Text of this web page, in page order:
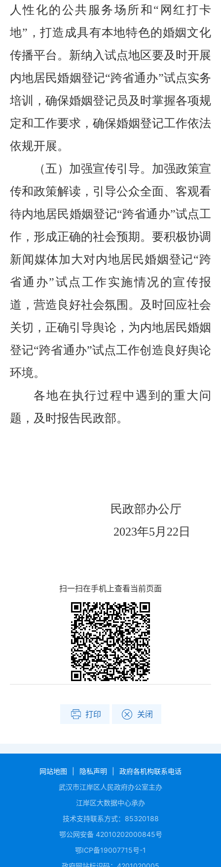
人性化的公共服务场所和“网红打卡
地”，打造成具有本地特色的婚姻文化
传播平台。新纳入试点地区要及时开展
内地居民婚姻登记“跨省通办”试点实务
培训，确保婚姻登记员及时掌握各项规
定和工作要求，确保婚姻登记工作依法
依规开展。
（五）加强宣传引导。 加强政策宣
传和政策解读，引导公众全面、客观看
待内地居民婚姻登记“跨省通办”试点工
作，形成正确的社会预期。要积极协调
新闻媒体加大对内地居民婚姻登记“跨
省通办”试点工作实施情况的宣传报
道， 营造 良好社会氛围。及时回应社会
关切，正确引导舆论，为内地居民婚姻
登记“跨省通办”试点工作创造良好舆论
环境。
各地在执行过程中遇到的重大问
题，及时报告民政部。
民政部办公厅
2023年5 月 22 日
扫一扫在手机上查看当前页面
打印 关闭
网站地图 隐私声明
政府各机构联系电话
武汉市江岸区人民政府办公室主办
江岸区大数据中心承办
技术支持联系方式：85320188
鄂公网安备 42010202000845号
鄂ICP备19007715号-1